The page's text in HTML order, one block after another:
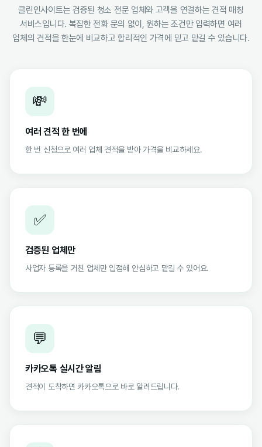
클린인사이트는 검증된 청소 전문 업체와 고객을 연결하는 견적 매칭
서비스입니다. 복잡한 전화 문의 없이, 원하는 조건만 입력하면 여러
업체의 견적을 한눈에 비교하고 합리적인 가격에 믿고 맡길 수 있습니다.
💸
여러 견적 한 번에
한 번 신청으로 여러 업체 견적을 받아 가격을 비교하세요.
✅
검증된 업체만
사업자 등록을 거친 업체만 입점해 안심하고 맡길 수 있어요.
💬
카카오톡 실시간 알림
견적이 도착하면 카카오톡으로 바로 알려드립니다.